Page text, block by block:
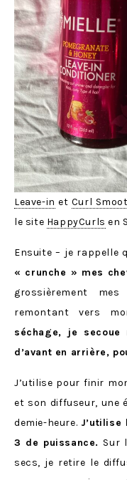
Leave-in et Curl
le site HappyCurls en
Ensuite – je rappelle
« crunche » mes
grossièrement
remontant vers
séchage, je
d’avant en arrière,
J’utilise pour finir
et son diffuseur, une
demie-heure. J’utilise
3 de puissance. Sur
secs, je retire le